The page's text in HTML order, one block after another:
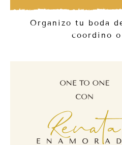
Organizo tu boda
coordino